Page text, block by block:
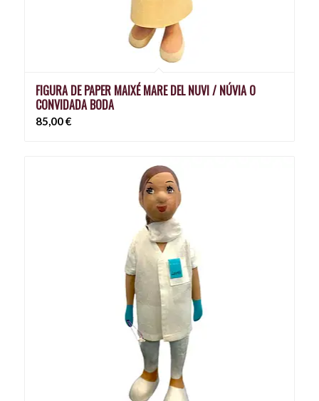
FIGURA DE PAPER MAIXÉ MARE DEL NUVI / NÚVIA O
CONVIDADA BODA
85,00€